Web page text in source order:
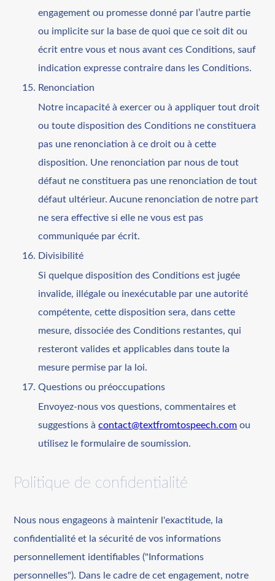
engagement ou promesse donné par l’autre partie
ou implicite sur la base de quoi que ce soit dit ou
écrit entre vous et nous avant ces Conditions, sauf
indication expresse contraire dans les Conditions.
Renonciation
Notre incapacité à exercer ou à appliquer tout droit
ou toute disposition des Conditions ne constituera
pas une renonciation à ce droit ou à cette
disposition. Une renonciation par nous de tout
défaut ne constituera pas une renonciation de tout
défaut ultérieur. Aucune renonciation de notre part
ne sera effective si elle ne vous est pas
communiquée par écrit.
Divisibilité
Si quelque disposition des Conditions est jugée
invalide, illégale ou inexécutable par une autorité
compétente, cette disposition sera, dans cette
mesure, dissociée des Conditions restantes, qui
resteront valides et applicables dans toute la
mesure permise par la loi.
Questions ou préoccupations
Envoyez-nous vos questions, commentaires et
suggestions àcontact@textfromtospeech.com ou
utilisez le formulaire de soumission.
Politique de confidentialité
Nous nous engageons à maintenir l'exactitude, la
confidentialité et la sécurité de vos informations
personnellement identifiables ("Informations
personnelles"). Dans le cadre de cet engagement, notre